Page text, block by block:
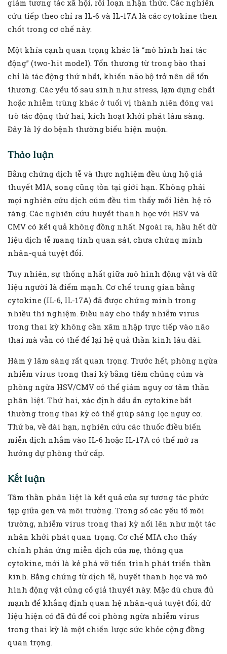
giảm tương tác xã hội, rối loạn nhận thức. Các nghiên
cứu tiếp theo chỉ ra IL-6 và IL-17A là các cytokine then
chốt trong cơ chế này.
Một khía cạnh quan trọng khác là “mô hình hai tác
động” (two-hit model). Tổn thương từ trong bào thai
chỉ là tác động thứ nhất, khiến não bộ trở nên dễ tổn
thương. Các yếu tố sau sinh như stress, lạm dụng chất
hoặc nhiễm trùng khác ở tuổi vị thành niên đóng vai
trò tác động thứ hai, kích hoạt khởi phát lâm sàng.
Đây là lý do bệnh thường biểu hiện muộn.
Thảo luận
Bằng chứng dịch tễ và thực nghiệm đều ủng hộ giả
thuyết MIA, song cũng tồn tại giới hạn. Không phải
mọi nghiên cứu dịch cúm đều tìm thấy mối liên hệ rõ
ràng. Các nghiên cứu huyết thanh học với HSV và
CMV có kết quả không đồng nhất. Ngoài ra, hầu hết dữ
liệu dịch tễ mang tính quan sát, chưa chứng minh
nhân-quả tuyệt đối.
Tuy nhiên, sự thống nhất giữa mô hình động vật và dữ
liệu người là điểm mạnh. Cơ chế trung gian bằng
cytokine (IL-6, IL-17A) đã được chứng minh trong
nhiều thí nghiệm. Điều này cho thấy nhiễm virus
trong thai kỳ không cần xâm nhập trực tiếp vào não
thai mà vẫn có thể để lại hệ quả thần kinh lâu dài.
Hàm ý lâm sàng rất quan trọng. Trước hết, phòng ngừa
nhiễm virus trong thai kỳ bằng tiêm chủng cúm và
phòng ngừa HSV/CMV có thể giảm nguy cơ tâm thần
phân liệt. Thứ hai, xác định dấu ấn cytokine bất
thường trong thai kỳ có thể giúp sàng lọc nguy cơ.
Thứ ba, về dài hạn, nghiên cứu các thuốc điều biến
miễn dịch nhắm vào IL-6 hoặc IL-17A có thể mở ra
hướng dự phòng thứ cấp.
Kết luận
Tâm thần phân liệt là kết quả của sự tương tác phức
tạp giữa gen và môi trường. Trong số các yếu tố môi
trường, nhiễm virus trong thai kỳ nổi lên như một tác
nhân khởi phát quan trọng. Cơ chế MIA cho thấy
chính phản ứng miễn dịch của mẹ, thông qua
cytokine, mới là kẻ phá vỡ tiến trình phát triển thần
kinh. Bằng chứng từ dịch tễ, huyết thanh học và mô
hình động vật củng cố giả thuyết này. Mặc dù chưa đủ
mạnh để khẳng định quan hệ nhân-quả tuyệt đối, dữ
liệu hiện có đã đủ để coi phòng ngừa nhiễm virus
trong thai kỳ là một chiến lược sức khỏe cộng đồng
quan trọng.